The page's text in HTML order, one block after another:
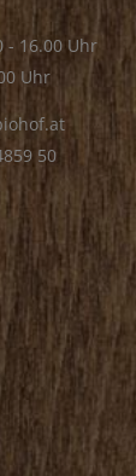
- 16.00 Uhr
Uhr
50